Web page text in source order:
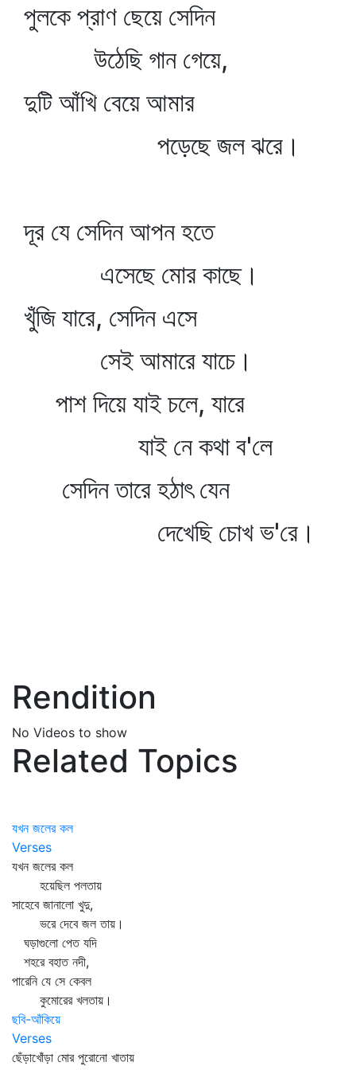
পুলকে প্রাণ ছেয়ে সেদিন
উঠেছি গান গেয়ে,
দুটি আঁখি বেয়ে আমার
পড়েছে জল ঝরে।
দূর যে সেদিন আপন হতে
এসেছে মোর কাছে।
খুঁজি যারে, সেদিন এসে
সেই আমারে যাচে।
পাশ দিয়ে যাই চলে, যারে
যাই নে কথা ব'লে
সেদিন তারে হঠাৎ যেন
দেখেছি চোখ ভ'রে।
Rendition
No Videos to show
Related Topics
যখন জলের কল
Verses
যখন জলের কল
হয়েছিল পলতায়
সাহেবে জানালো খুদু,
ভরে দেবে জল তায়।
ঘড়াগুলো পেত যদি
শহরে বহাত নদী,
পারেনি যে সে কেবল
কুমোরের খলতায়।
ছবি-আঁকিয়ে
Verses
ছেঁড়াখোঁড়া মোর পুরোনো খাতায়